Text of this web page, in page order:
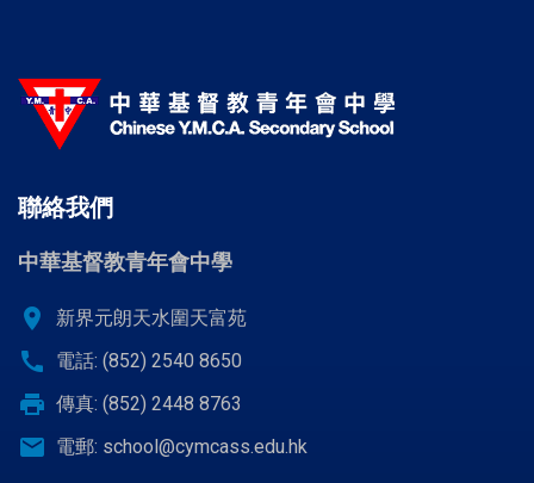
聯絡我們
中華基督教青年會中學
location_on 新界元朗天水圍天富苑
call 電話: (852) 2540 8650
print 傳真: (852) 2448 8763
email 電郵: school@cymcass.edu.hk